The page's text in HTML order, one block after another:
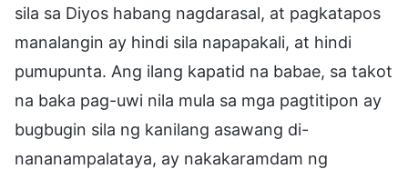
sila sa Diyos habang nagdarasal, at pagkatapos
manalangin ay hindi sila napapakali, at hindi
pumupunta. Ang ilang kapatid na babae, sa takot
na baka pag-uwi nila mula sa mga pagtitipon ay
bugbugin sila ng kanilang asawang di-
nananampalataya, ay nakakaramdam ng